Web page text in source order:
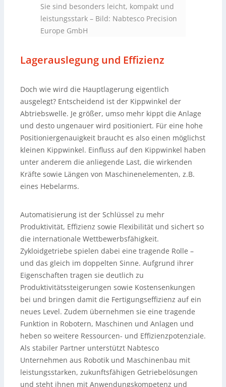
Sie sind besonders leicht, kompakt und
leistungsstark – Bild: Nabtesco Precision
Europe GmbH
Lagerauslegung und Effizienz
Doch wie wird die Hauptlagerung eigentlich
ausgelegt? Entscheidend ist der Kippwinkel der
Abtriebswelle. Je größer, umso mehr kippt die Anlage
und desto ungenauer wird positioniert. Für eine hohe
Positioniergenauigkeit braucht es also einen möglichst
kleinen Kippwinkel. Einfluss auf den Kippwinkel haben
unter anderem die anliegende Last, die wirkenden
Kräfte sowie Längen von Maschinenelementen, z.B.
eines Hebelarms.
Automatisierung ist der Schlüssel zu mehr
Produktivität, Effizienz sowie Flexibilität und sichert so
die internationale Wettbewerbsfähigkeit.
Zykloidgetriebe spielen dabei eine tragende Rolle –
und das gleich im doppelten Sinne. Aufgrund ihrer
Eigenschaften tragen sie deutlich zu
Produktivitätssteigerungen sowie Kostensenkungen
bei und bringen damit die Fertigungseffizienz auf ein
neues Level. Zudem übernehmen sie eine tragende
Funktion in Robotern, Maschinen und Anlagen und
heben so weitere Ressourcen- und Effizienzpotenziale.
Als stabiler Partner unterstützt Nabtesco
Unternehmen aus Robotik und Maschinenbau mit
leistungsstarken, zukunftsfähigen Getriebelösungen
und steht ihnen mit Anwendungskompetenz und